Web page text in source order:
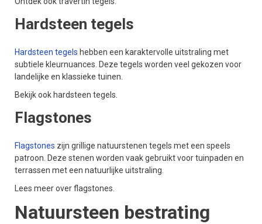
Hardsteen tegels
Hardsteen tegels hebben een karaktervolle uitstraling met
subtiele kleurnuances. Deze tegels worden veel gekozen voor
landelijke en klassieke tuinen.
Bekijk ook hardsteen tegels.
Flagstones
Flagstones zijn grillige natuurstenen tegels met een speels
patroon. Deze stenen worden vaak gebruikt voor tuinpaden en
terrassen met een natuurlijke uitstraling.
Lees meer over flagstones.
Natuursteen bestrating